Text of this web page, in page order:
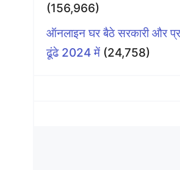
(156,966)
ऑनलाइन घर बैठे सरकारी और
ढूंढे 2024 में (24,758)